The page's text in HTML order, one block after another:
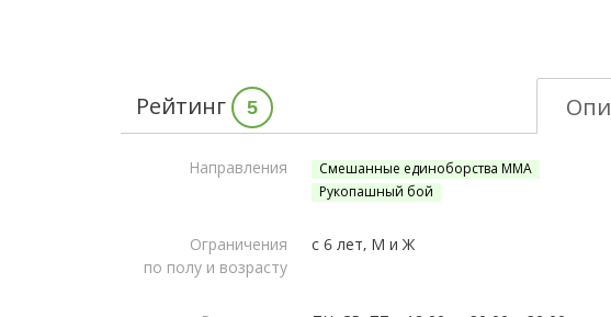
Рейтинг 5
Направления
Смешанные единоборства ММА
Рукопашный бой
Ограничения
по полу и возрасту
с 6 лет, М и Ж